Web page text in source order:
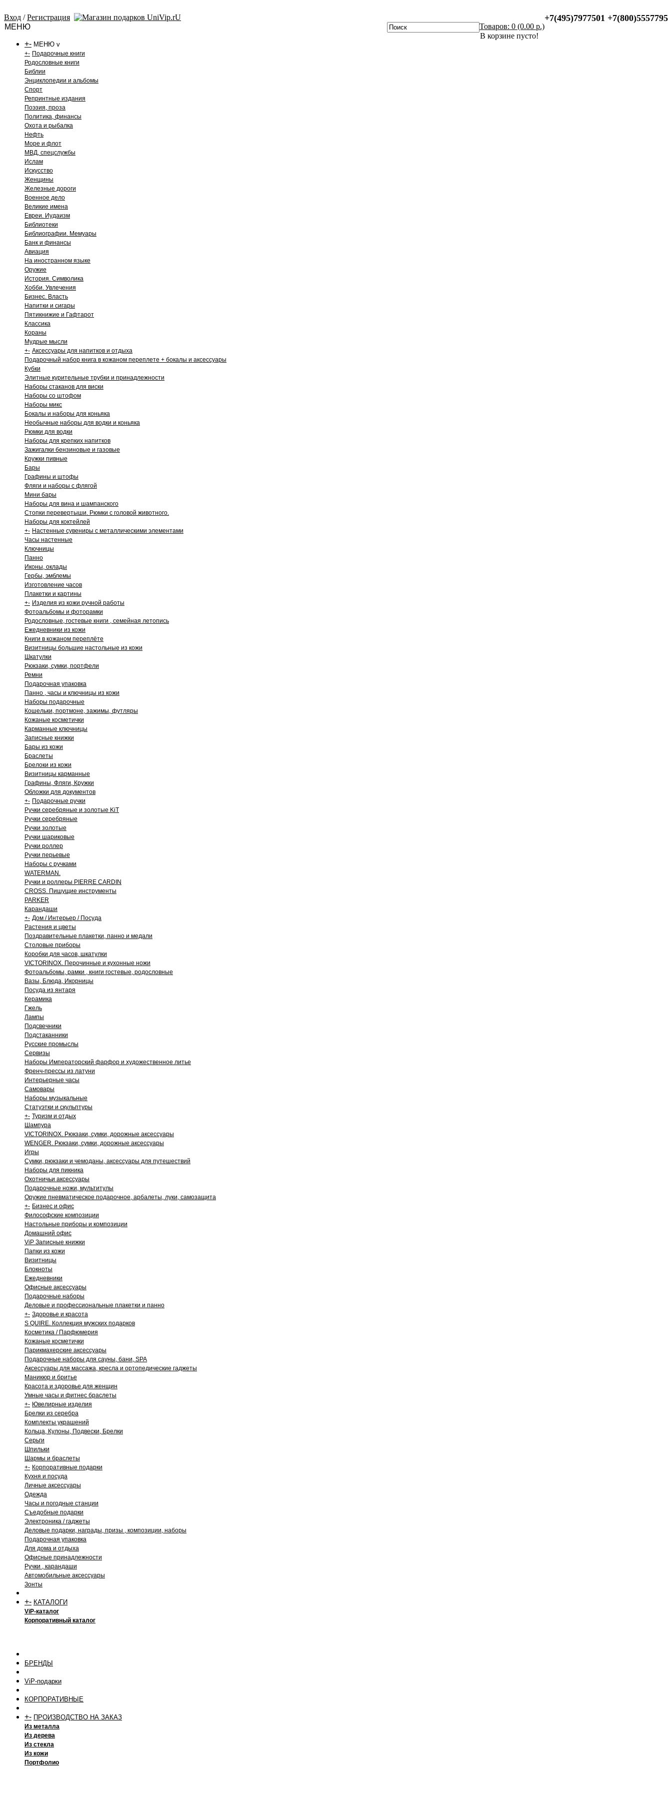
Вход /Регистрация +7(495)7977501 +7(800)5557795
Товаров: 0 (0.00 р.)
В корзине пусто!
МЕНЮ
+- МЕНЮ v
+- Подарочные книги
Родословные книги
Библии
Энциклопедии и альбомы
Спорт
Репринтные издания
Поэзия, проза
Политика, финансы
Охота и рыбалка
Нефть
Море и флот
МВД, спецслужбы
Ислам
Искусство
Женщины
Железные дороги
Военное дело
Великие имена
Евреи. Иудаизм
Библиотеки
Библиографии. Мемуары
Банк и финансы
Авиация
На иностранном языке
Оружие
История. Символика
Хобби. Увлечения
Бизнес. Власть
Напитки и сигары
Пятикнижие и Гафтарот
Классика
Кораны
Мудрые мысли
+- Аксессуары для напитков и отдыха
Подарочный набор книга в кожаном переплете + бокалы и аксессуары
Кубки
Элитные курительные трубки и принадлежности
Наборы стаканов для виски
Наборы со штофом
Наборы микс
Бокалы и наборы для коньяка
Необычные наборы для водки и коньяка
Рюмки для водки
Наборы для крепких напитков
Зажигалки бензиновые и газовые
Кружки пивные
Бары
Графины и штофы
Фляги и наборы с флягой
Мини бары
Наборы для вина и шампанского
Стопки перевертыши. Рюмки с головой животного.
Наборы для коктейлей
+- Настенные сувениры с металлическими элементами
Часы настенные
Ключницы
Панно
Иконы, оклады
Гербы, эмблемы
Изготовление часов
Плакетки и картины
+- Изделия из кожи ручной работы
Фотоальбомы и фоторамки
Родословные, гостевые книги , семейная летопись
Ежедневники из кожи
Книги в кожаном переплёте
Визитницы большие настольные из кожи
Шкатулки
Рюкзаки, сумки, портфели
Ремни
Подарочная упаковка
Панно , часы и ключницы из кожи
Наборы подарочные
Кошельки, портмоне, зажимы, футляры
Кожаные косметички
Карманные ключницы
Записные книжки
Бары из кожи
Браслеты
Брелоки из кожи
Визитницы карманные
Графины, Фляги, Кружки
Обложки для документов
+- Подарочные ручки
Ручки серебряные и золотые KiT
Ручки серебряные
Ручки золотые
Ручки шариковые
Ручки роллер
Ручки перьевые
Наборы с ручками
WATERMAN.
Ручки и роллеры PIERRE CARDIN
CROSS. Пишущие инструменты
PARKER
Карандаши
+- Дом / Интерьер / Посуда
Растения и цветы
Поздравительные плакетки, панно и медали
Столовые приборы
Коробки для часов, шкатулки
VICTORINOX. Перочинные и кухонные ножи
Фотоальбомы, рамки , книги гостевые, родословные
Вазы, Блюда, Икорницы
Посуда из янтаря
Керамика
Гжель
Лампы
Подсвечники
Подстаканники
Русские промыслы
Сервизы
Наборы Императорский фарфор и художественное литье
Френч-прессы из латуни
Интерьерные часы
Самовары
Наборы музыкальные
Статуэтки и скульптуры
+- Туризм и отдых
Шампура
VICTORINOX. Рюкзаки, сумки, дорожные аксессуары
WENGER. Рюкзаки, сумки, дорожные аксессуары
Игры
Сумки, рюкзаки и чемоданы, аксессуары для путешествий
Наборы для пикника
Охотничьи аксессуары
Подарочные ножи, мультитулы
Оружие пневматическое подарочное, арбалеты, луки, самозащита
+- Бизнес и офис
Философские композиции
Настольные приборы и композиции
Домашний офис
ViP Записные книжки
Папки из кожи
Визитницы
Блокноты
Ежедневники
Офисные аксессуары
Подарочные наборы
Деловые и профессиональные плакетки и панно
+- Здоровье и красота
S QUIRE. Коллекция мужских подарков
Косметика / Парфюмерия
Кожаные косметички
Парикмахерские аксессуары
Подарочные наборы для сауны, бани, SPA
Аксессуары для массажа, кресла и ортопедические гаджеты
Маникюр и бритье
Красота и здоровье для женщин
Умные часы и фитнес браслеты
+- Ювелирные изделия
Брелки из серебра
Комплекты украшений
Кольца, Кулоны, Подвески, Брелки
Серьги
Шпильки
Шармы и браслеты
+- Корпоративные подарки
Кухня и посуда
Личные аксессуары
Одежда
Часы и погодные станции
Съедобные подарки
Электроника / гаджеты
Деловые подарки, награды, призы , композиции, наборы
Подарочная упаковка
Для дома и отдыха
Офисные принадлежности
Ручки , карандаши
Автомобильные аксессуары
Зонты
+- КАТАЛОГИ
ViP-каталог
Корпоративный каталог
БРЕНДЫ
ViP-подарки
КОРПОРАТИВНЫЕ
+- ПРОИЗВОДСТВО НА ЗАКАЗ
Из металла
Из дерева
Из стекла
Из кожи
Портфолио